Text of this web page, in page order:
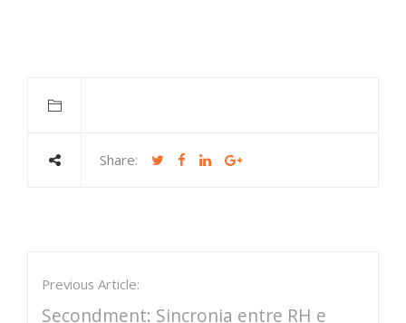
Share:
Previous Article:
Secondment: Sincronia entre RH e